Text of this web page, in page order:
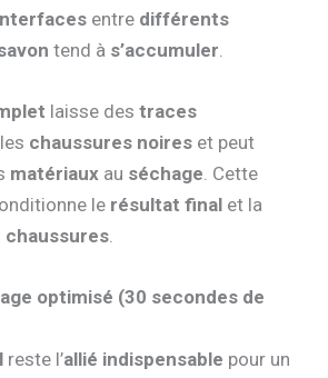
entre différents
tend à s’accumuler
laisse destraces
chaussures noires et peut
matériaux au séchage . Cette
le résultat final et la
chaussures
optimisé (30 secondes de
reste l’allié indispensable pour un